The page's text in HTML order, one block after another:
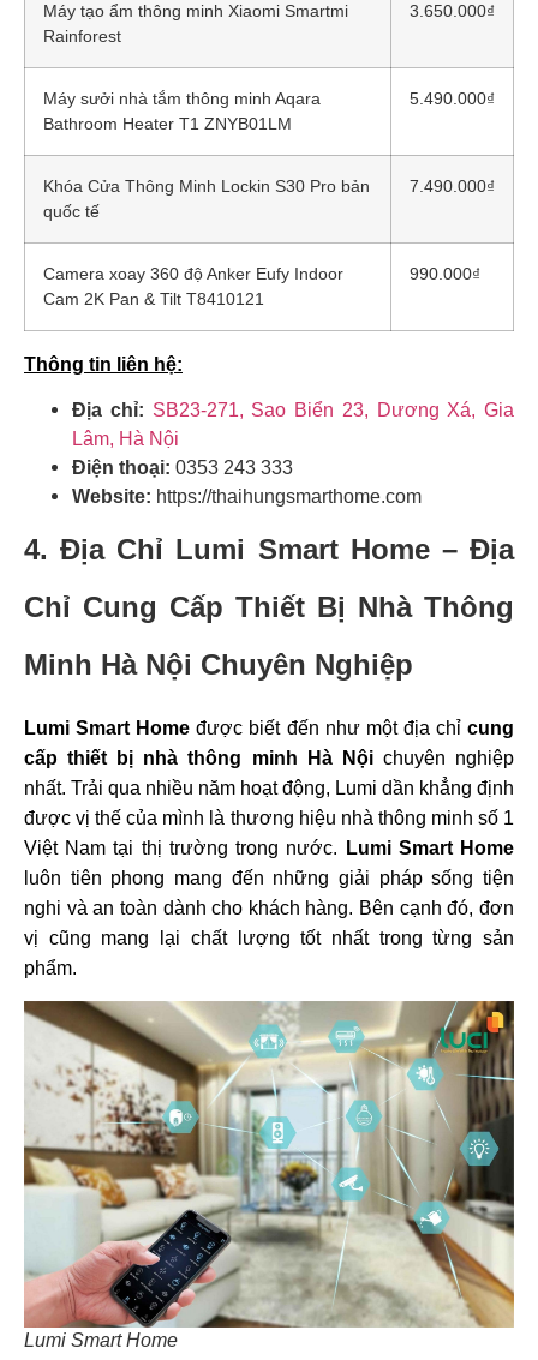
Máy tạo ẩm thông minh Xiaomi Smartmi
Rainforest
3.650.000₫
Máy sưởi nhà tắm thông minh Aqara
Bathroom Heater T1 ZNYB01LM
5.490.000₫
Khóa Cửa Thông Minh Lockin S30 Pro bản
quốc tế
7.490.000₫
Camera xoay 360 độ Anker Eufy Indoor
Cam 2K Pan & Tilt T8410121
990.000₫
Thông tin liên hệ:
Địa chỉ: SB23-271, Sao Biển 23, Dương Xá, Gia
Lâm, Hà Nội
Điện thoại: 0353 243 333
Website: https://thaihungsmarthome.com
4. Địa Chỉ Lumi Smart Home – Địa
Chỉ Cung Cấp Thiết Bị Nhà Thông
Minh Hà Nội Chuyên Nghiệp
Lumi Smart Home được biết đến như một địa chỉcung
cấp thiết bị nhà thông minh Hà Nộichuyên nghiệp
nhất. Trải qua nhiều năm hoạt động, Lumi dần khẳng định
được vị thế của mình là thương hiệu nhà thông minh số 1
Việt Nam tại thị trường trong nước.
Lumi Smart Home
luôn tiên phong mang đến những giải pháp sống tiện
nghi và an toàn dành cho khách hàng. Bên cạnh đó, đơn
vị cũng mang lại chất lượng tốt nhất trong từng sản
phẩm.
Lumi Smart Home